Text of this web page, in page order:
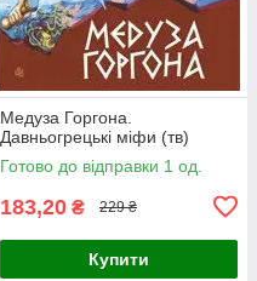
Медуза Горгона.
Давньогрецькі міфи (тв)
Готово до відправки 1 од.
183,20 ₴ 229 ₴
Купити